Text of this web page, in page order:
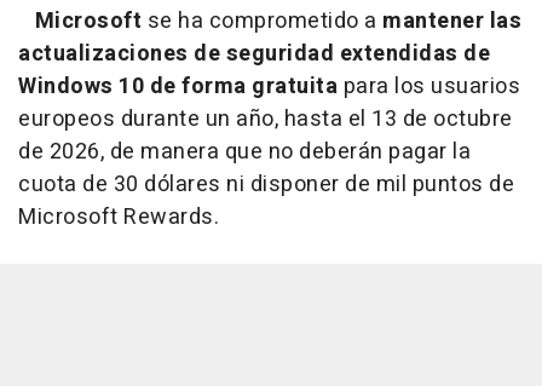
Microsoft se ha comprometido a mantener las
actualizaciones de seguridad extendidas de
Windows 10 de forma gratuita para los usuarios
europeos durante un año, hasta el 13 de octubre
de 2026, de manera que no deberán pagar la
cuota de 30 dólares ni disponer de mil puntos de
Microsoft Rewards.